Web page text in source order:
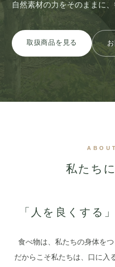
自然素材の力をそのままに、
取扱商品を見る
私たち
「人を良くする
食べ物は、私たちの身体を
だからこそ私たちは、口に入